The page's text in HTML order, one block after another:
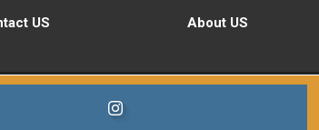
US About US